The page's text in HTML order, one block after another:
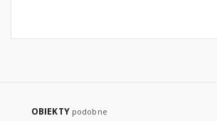
OBIEKTY podobne